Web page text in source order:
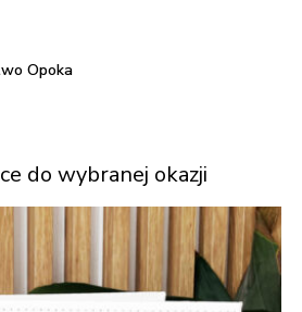
Opoka
do wybranej okazji